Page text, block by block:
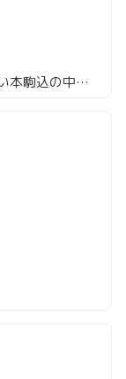
黒酢酢豚・麻婆豆腐・よだれ鶏…全部強い本駒込の中華がすごい「豊栄」